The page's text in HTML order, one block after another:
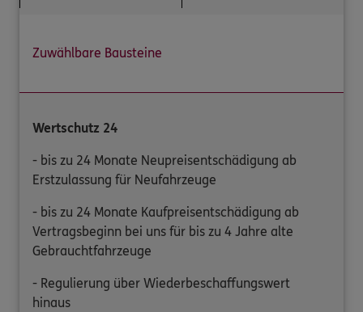
Zuwählbare Bausteine
Wertschutz 24
- bis zu 24 Monate Neupreisentschädigung ab
Erstzulassung für Neufahrzeuge
- bis zu 24 Monate Kaufpreisentschädigung ab
Vertragsbeginn bei uns für bis zu 4 Jahre alte
Gebrauchtfahrzeuge
- Regulierung über Wiederbeschaffungswert
hinaus